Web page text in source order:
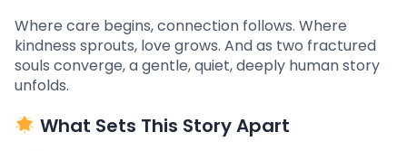
Where care begins, connection follows. Where
kindness sprouts, love grows. And as two fractured
souls converge, a gentle, quiet, deeply human story
unfolds.
What Sets This Story Apart